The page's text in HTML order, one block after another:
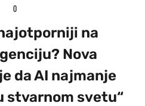
0
na
Nova
da AI najmanje
stvarnom svetu“